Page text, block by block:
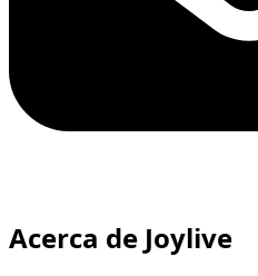
Acerca de Joylive